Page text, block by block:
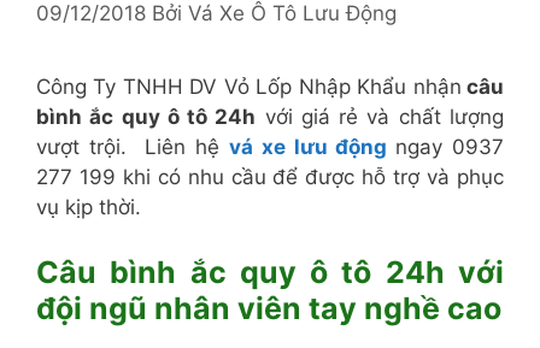
09/12/2018 Bởi Vá Xe Ô Tô Lưu Động
Công Ty TNHH DV Vỏ Lốp Nhập Khẩu nhận câu
bình ắc quy ô tô 24h với giá rẻ và chất lượng
vượt trội. Liên hệ vá xe lưu động ngay 0937
277 199 khi có nhu cầu để được hỗ trợ và phục
vụ kịp thời.
Câu bình ắc quy ô tô 24h với
đội ngũ nhân viên tay nghề cao